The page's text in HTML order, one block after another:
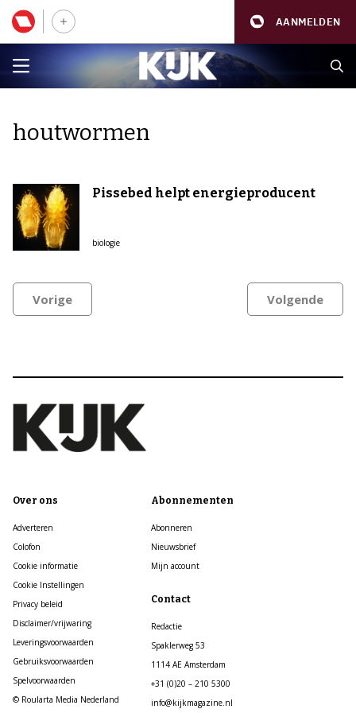
AANMELDEN
houtwormen
Pissebed helpt energieproducent
biologie
Vorige Volgende
Over ons
Adverteren
Colofon
Cookie informatie
Cookie Instellingen
Privacy beleid
Disclaimer/vrijwaring
Leveringsvoorwaarden
Gebruiksvoorwaarden
Spelvoorwaarden
© Roularta Media Nederland
Abonnementen
Abonneren
Nieuwsbrief
Mijn account
Contact
Redactie
Spaklerweg 53
1114 AE Amsterdam
+31 (0)20 – 210 5300
info@kijkmagazine.nl